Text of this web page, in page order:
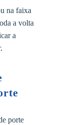
na faixa
a volta
a
porte